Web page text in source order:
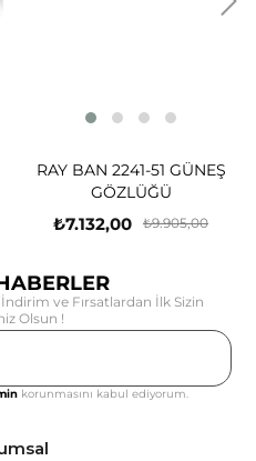
RAY BAN 2241-51 GÜNEŞ
GÖZLÜĞÜ
₺7.132,00 ₺9.905,00
ve Fırsatlardan İlk Sizin
Olsun !
korunmasını kabul ediyorum.